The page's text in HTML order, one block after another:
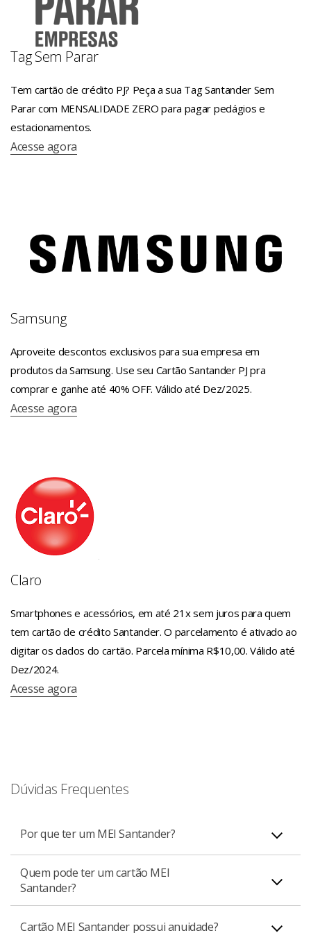
Tag Sem Parar
Tem cartão de crédito PJ? Peça a sua Tag Santander Sem
Parar com MENSALIDADE ZERO para pagar pedágios e
estacionamentos.
Acesse agora
Samsung
Aproveite descontos exclusivos para sua empresa em
produtos da Samsung. Use seu Cartão Santander PJ pra
comprar e ganhe até 40% OFF. Válido até Dez/2025.
Acesse agora
Claro
Smartphones e acessórios, em até 21x sem juros para quem
tem cartão de crédito Santander. O parcelamento é ativado ao
digitar os dados do cartão. Parcela mínima R$10,00. Válido até
Dez/2024.
Acesse agora
Dúvidas Frequentes
Por que ter um MEI Santander?
Cartão MEI Santander é ideal para separar os gastos
pessoais e as despesas da sua empresa. Com esse
cartão você pode fazer toda gestão de gastos do seu
negócio, contando com todo suporte dos nossos
Quem pode ter um cartão MEI
Santander?
O cartão de crédito MEI é destinado à pessoa jurídica
Cartão MEI Santander possui anuidade?